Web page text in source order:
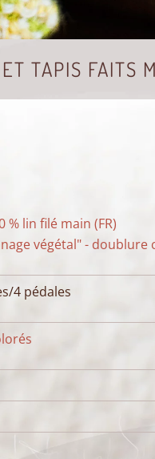
TAPIS FAITS
% lin filé main (FR)
végétal" - doublure
4 pédales